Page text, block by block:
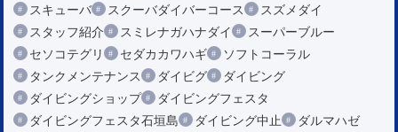
スキューバ
スクーバダイバーコース
スズメダイ
スタッフ紹介
スミレナガハナダイ
スーパーブルー
セソコテグリ
セダカカワハギ
ソフトコーラル
タンクメンテナンス
ダイビグ
ダイビング
ダイビングショップ
ダイビングフェスタ
ダイビングフェスタ石垣島
ダイビング中止
ダルマハゼ